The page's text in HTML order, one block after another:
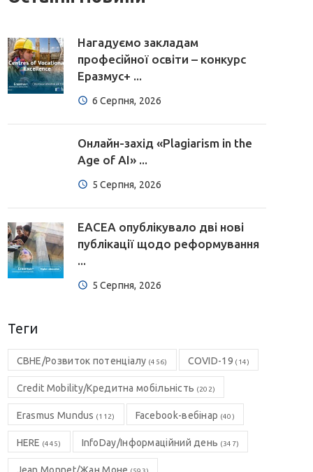
Нагадуємо закладам
професійної освіти – конкурс
Еразмус+ ...
6 Серпня, 2026
Онлайн-захід «Plagiarism in the
Age of AI» ...
5 Серпня, 2026
EACEA опублікувало дві нові
публікації щодо реформування
...
5 Серпня, 2026
Теги
CBHE/Розвиток потенціалу (456) COVID-19 (14)
Credit Mobility/Кредитна мобільність (202)
Erasmus Mundus (112) Facebook-вебінар (40)
HERE (445) InfoDay/Інформаційний день (347)
Jean Monnet/Жан Моне